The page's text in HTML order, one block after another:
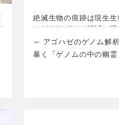
絶滅生物の痕跡は現生生
のどんなゲノム領域に残
り…
～ アゴハゼのゲノム解
暴く「ゲノムの中の幽霊